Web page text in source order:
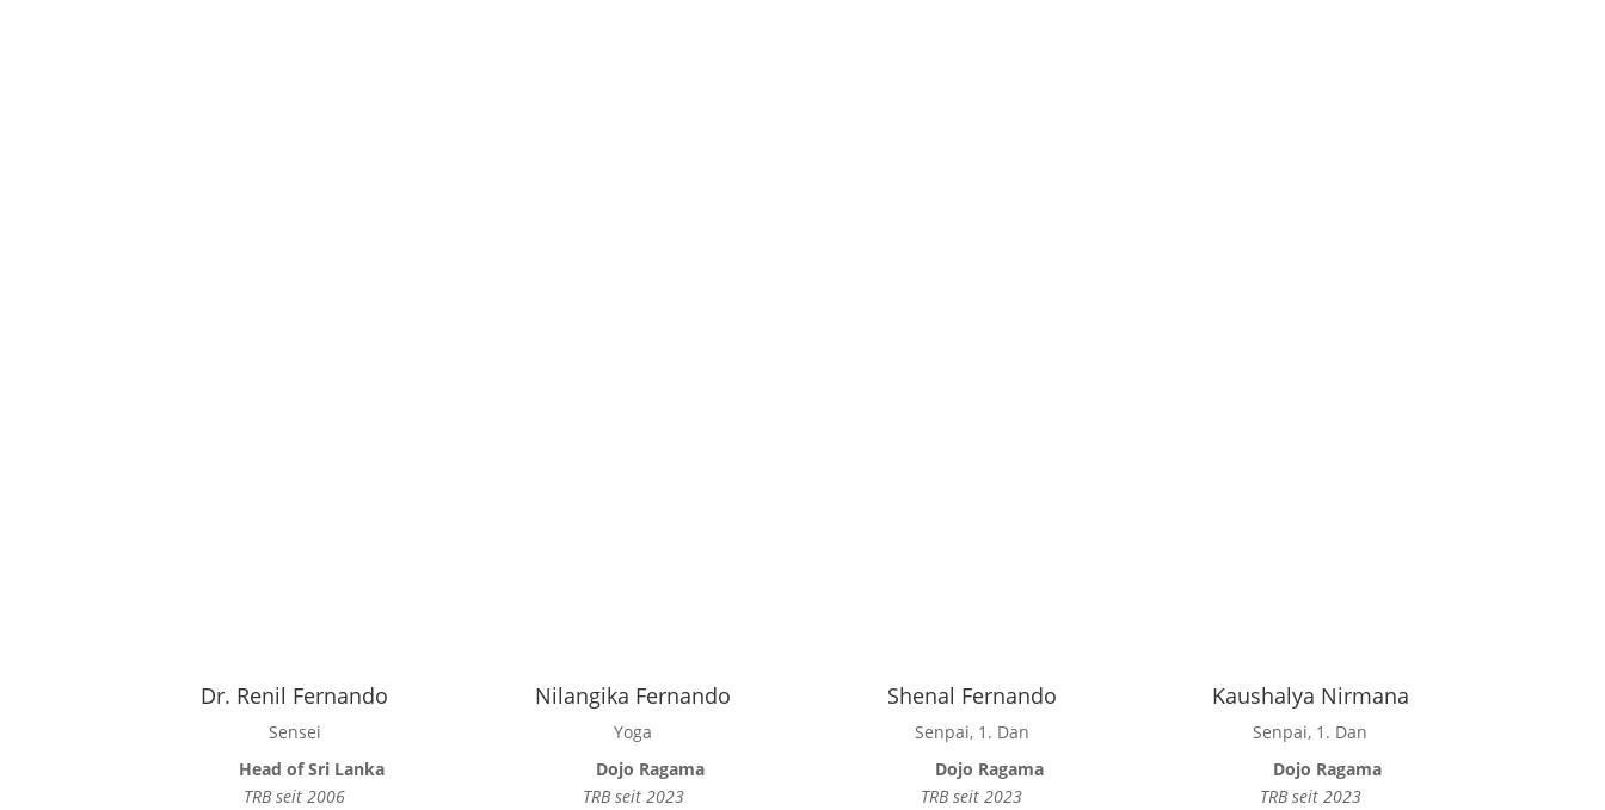
Dr. Renil Fernando
Sensei
Head of Sri Lanka
TRB seit 2006
Nilangika Fernando
Yoga
Dojo Ragama
TRB seit 2023
Shenal Fernando
Senpai, 1. Dan
Dojo Ragama
TRB seit 2023
Kaushalya Nirmana
Senpai, 1. Dan
Dojo Ragama
TRB seit 2023